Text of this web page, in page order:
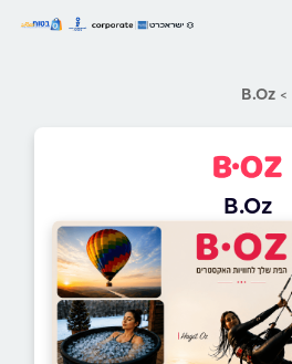
>
B.Oz
B.Oz